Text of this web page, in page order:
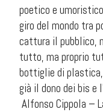
poetico e
giro del mondo tra
cattura il pubblico,
tutto, ma proprio
bottiglie di
già il dono dei bis e
Alfonso Cippola –